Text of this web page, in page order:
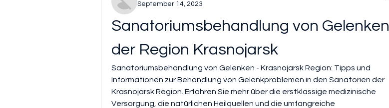
September 14, 2023
Sanatoriumsbehandlung von Gelenken
der Region Krasnojarsk
Sanatoriumsbehandlung von Gelenken - Krasnojarsk Region: Tipps und
Informationen zur Behandlung von Gelenkproblemen in den Sanatorien der
Krasnojarsk Region. Erfahren Sie mehr über die erstklassige medizinische
Versorgung, die natürlichen Heilquellen und die umfangreiche